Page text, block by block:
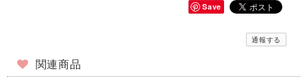
Save
通報する
関連商品